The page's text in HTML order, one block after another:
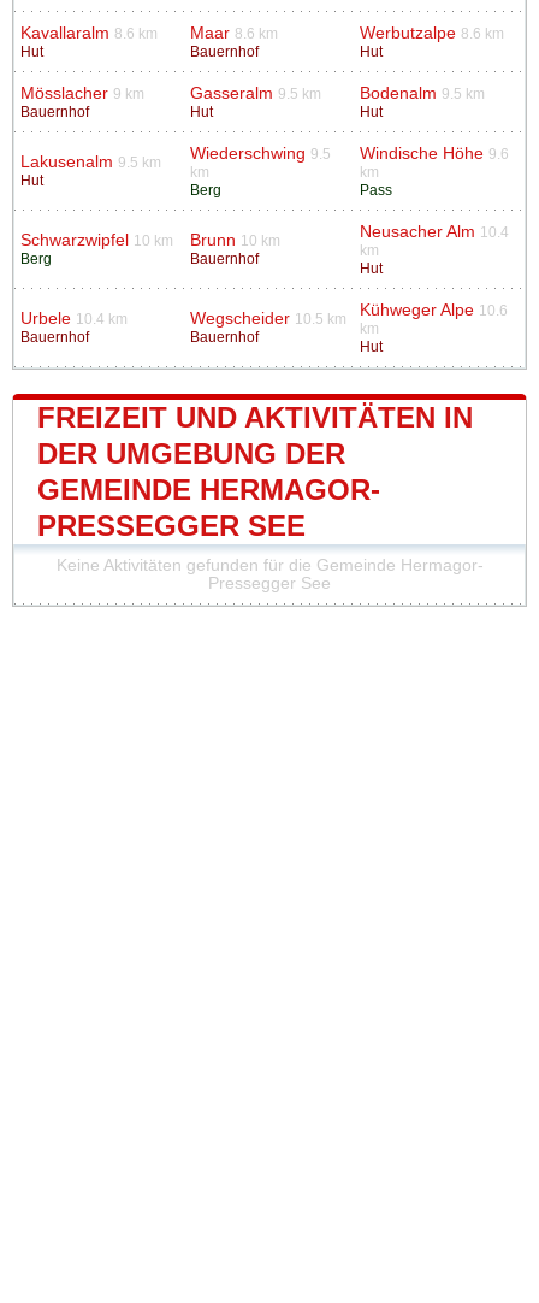
Kavallaralm 8.6 km
Hut
Maar 8.6 km
Bauernhof
Werbutzalpe 8.6 km
Hut
Mösslacher 9 km
Bauernhof
Gasseralm 9.5 km
Hut
Bodenalm 9.5 km
Hut
Lakusenalm 9.5 km
Hut
Wiederschwing 9.5
km
Berg
Windische Höhe 9.6
km
Pass
Schwarzwipfel
10 km
Berg
Brunn 10 km
Bauernhof
Neusacher Alm 10.4
km
Hut
Urbele 10.4 km
Bauernhof
Wegscheider 10.5 km
Bauernhof
Kühweger Alpe 10.6
km
Hut
FREIZEIT UND AKTIVITÄTEN IN
DER UMGEBUNG DER
GEMEINDE HERMAGOR-
PRESSEGGER SEE
Keine Aktivitäten gefunden für die Gemeinde Hermagor-
Pressegger See